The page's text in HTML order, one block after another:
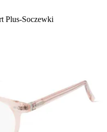
Plus-Soczewki